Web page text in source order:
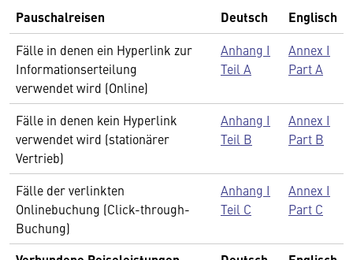
Pauschalreisen Deutsch Englisch
Fälle in denen ein Hyperlink zur
Informationserteilung
verwendet wird (Online)
Anhang I
Teil A
Annex I
Part A
Fälle in denen kein Hyperlink
verwendet wird (stationärer
Vertrieb)
Anhang I
Teil B
Annex I
Part B
Fälle der verlinkten
Onlinebuchung (Click-through-
Buchung)
Anhang I
Teil C
Annex I
Part C